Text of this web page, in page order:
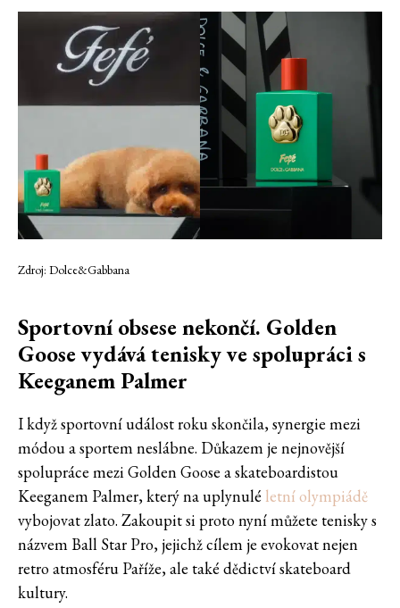
Zdroj: Dolce&Gabbana
Sportovní obsese nekončí. Golden
Goose vydává tenisky ve spolupráci s
Keeganem Palmer
I když sportovní událost roku skončila, synergie mezi
módou a sportem neslábne. Důkazem je nejnovější
spolupráce mezi Golden Goose a skateboardistou
Keeganem Palmer, který na uplynulé letní olympiádě
vybojovat zlato. Zakoupit si proto nyní můžete tenisky s
názvem Ball Star Pro, jejichž cílem je evokovat nejen
retro atmosféru Paříže, ale také dědictví skateboard
kultury.